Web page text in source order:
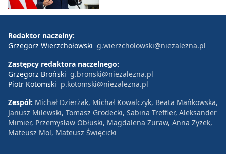
Redaktor naczelny:
Grzegorz Wierzchołowski g.wierzcholowski@niezalezna.pl
Zastępcy redaktora naczelnego:
Grzegorz Broński g.bronski@niezalezna.pl
Piotr Kotomski p.kotomski@niezalezna.pl
Zespół: Michał Dzierżak, Michał Kowalczyk, Beata Mańkowska,
Janusz Milewski, Tomasz Grodecki, Sabina Treffler, Aleksander
Mimier, Przemysław Obłuski, Magdalena Żuraw, Anna Zyzek,
Mateusz Mol, Mateusz Święcicki